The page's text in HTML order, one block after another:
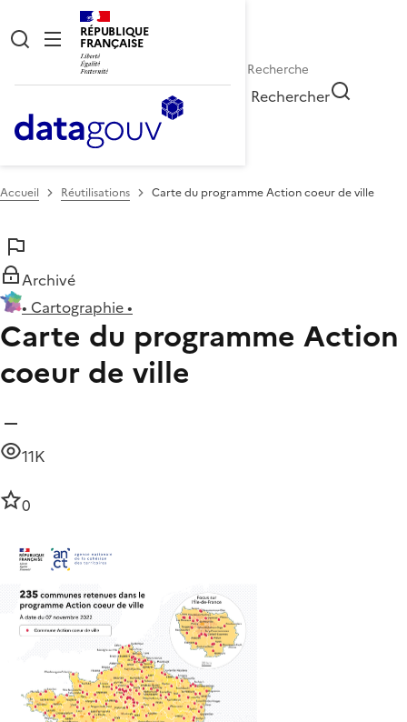
RÉPUBLIQUE
FRANÇAISE
Rechercher
Accueil Réutilisations Carte du programme Action coeur de ville
Archivé
• Cartographie •
Carte du programme Action
coeur de ville
11K
0